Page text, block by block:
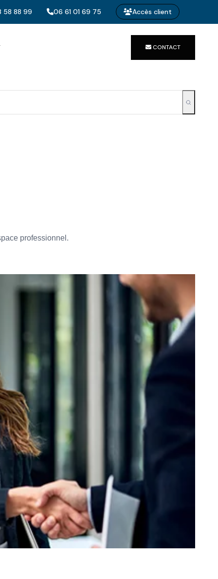
58 88 99 06 61 01 69 75 Accès client
CONTACT
professionnel.